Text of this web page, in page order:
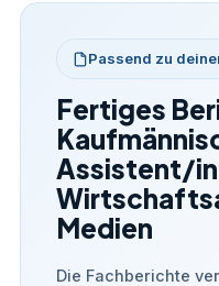
Passend zu
Fertiges
Assistent/
Medien
Die Fachberichte